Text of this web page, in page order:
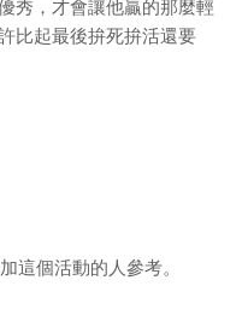
秀，才會讓他贏的那麼輕
比起最後拚死拚活還要
這個活動的人參考。